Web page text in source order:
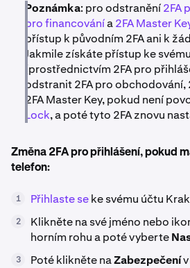
Poznámka: pro odstranění2FA
pro financovánía2FA Master
přístup k původním 2FA ani k
Jakmile získáte přístup ke
(prostřednictvím 2FA pro
odstranit 2FA pro obchodování,
2FA Master Key, pokud není
Lock, a poté tyto 2FA znovu
Změna 2FA pro přihlášení, pokud
telefon:
1 Přihlaste seke svému účtu
2
Klikněte na své jméno nebo
horním rohu a poté vyberte
3 Poté klikněte naZabezpečenív